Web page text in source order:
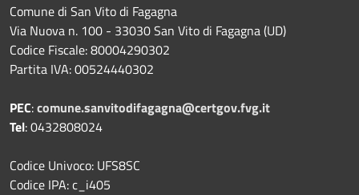
Comune di San Vito di Fagagna
Via Nuova n. 100 - 33030 San Vito di Fagagna (UD)
Codice Fiscale: 80004290302
Partita IVA: 00524440302
PEC:comune.sanvitodifagagna@certgov.fvg.it
Tel: 0432808024
Codice Univoco: UFS8SC
Codice IPA: c_i405